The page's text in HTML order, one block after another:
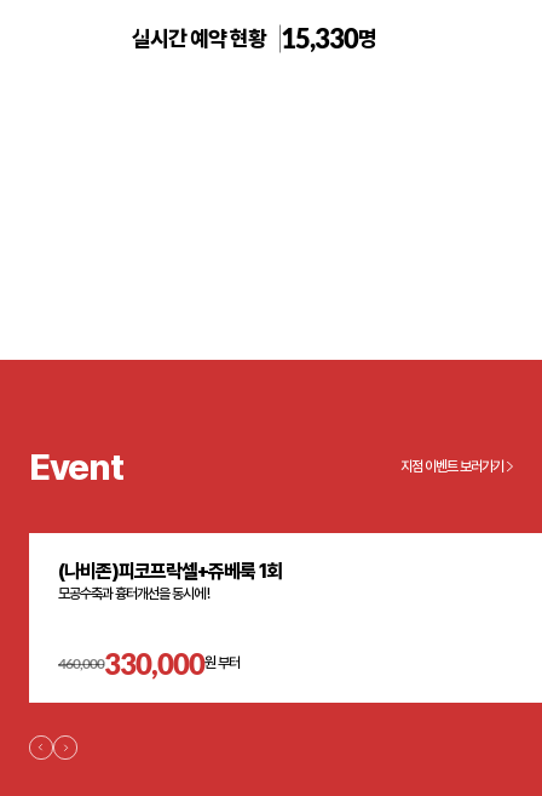
실시간 예약 현황 15,330명
Event 지점 이벤트 보러가기
(나비존)피코프락셀+쥬베룩 1회
모공수축과 흉터개선을 동시에 !
460,000330,000원 부터